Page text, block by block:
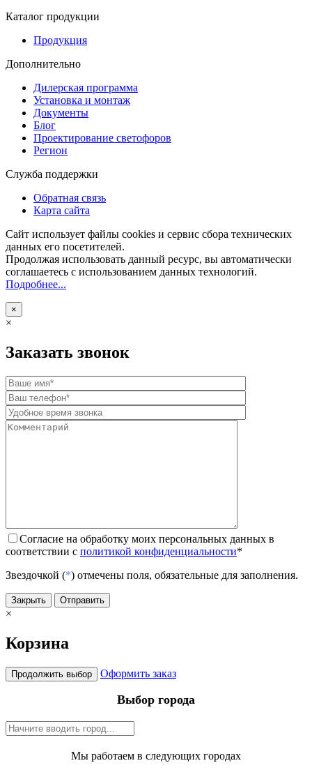
Каталог продукции
Продукция
Дополнительно
Дилерская программа
Установка и монтаж
Документы
Блог
Проектирование светофоров
Регион
Служба поддержки
Обратная связь
Карта сайта
Сайт использует файлы cookies и сервис сбора технических
данных его посетителей.
Продолжая использовать данный ресурс, вы автоматически
соглашаетесь с использованием данных технологий.
Подробнее...
×
×
Заказать звонок
Согласие на обработку моих персональных данных в
соответствии с политикой конфиденциальности*
Звездочкой (*) отмечены поля, обязательные для заполнения.
Закрыть Отправить
×
Корзина
Продолжить выбор Оформить заказ
Выбор города
Мы работаем в следующих городах